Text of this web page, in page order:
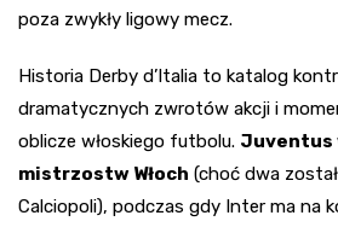
poza zwykły ligowy mecz.
Historia Derby d’Italia to katalog
dramatycznych zwrotów akcji i
oblicze włoskiego futbolu. Juventus
mistrzostw Włoch (choć dwa
Calciopoli), podczas gdy Inter ma na